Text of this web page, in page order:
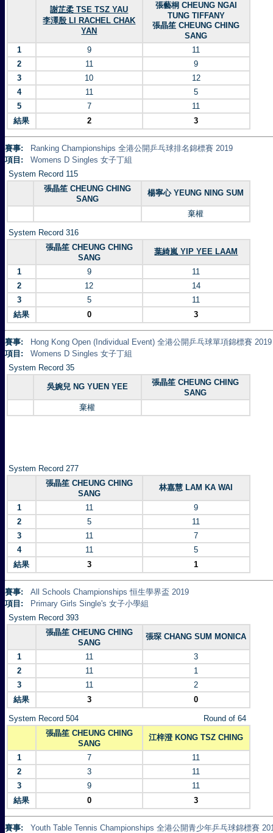
謝芷柔 TSE TSZ YAU
李澤殷 LI RACHEL CHAK
YAN
張藝桐 CHEUNG NGAI
TUNG TIFFANY
張晶笙 CHEUNG CHING
SANG
1
9
11
2
11
9
3
10
12
4
11
5
5
7
11
結果
2 3
賽事:
Ranking Championships 全港公開乒乓球排名錦標賽 2019
項目:
Womens D Singles 女子丁組
System Record 115
張晶笙 CHEUNG CHING
SANG
楊寧心 YEUNG NING SUM
棄權
System Record 316
張晶笙 CHEUNG CHING
SANG
葉綺嵐 YIP YEE LAAM
1 9
11
2
12
14
3
5
11
結果
0 3
賽事:
Hong Kong Open (Individual Event) 全港公開乒乓球單項錦標賽 2019
項目:
Womens D Singles 女子丁組
System Record 35
吳婉兒 NG YUEN YEE
張晶笙 CHEUNG CHING
SANG
棄權
System Record 277
張晶笙 CHEUNG CHING
SANG
林嘉慧 LAM KA WAI
1 11
9
2
5
11
3
11
7
4
11
5
結果
3 1
賽事:
All Schools Championships 恒生學界盃 2019
項目:
Primary Girls Single's 女子小學組
System Record 393
張晶笙 CHEUNG CHING
SANG
張琛 CHANG SUM MONICA
1 11
3
2
11
1
3
11
2
結果
3 0
System Record 504
Round of 64
張晶笙 CHEUNG CHING
SANG
江梓澄 KONG TSZ CHING
1 7
11
2
3
11
3
9
11
結果
0 3
賽事:
Youth Table Tennis Championships 全港公開青少年乒乓球錦標賽